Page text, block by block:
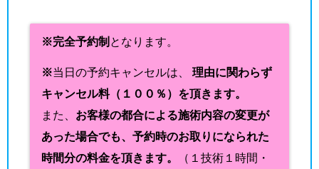
※完全予約制 となります。
※当日の予約キャンセルは、 理由に関わらず
キャンセル料（１００％）を頂きます。
また、 お客様の都合による施術内容の変更が
あった場合でも、予約時のお取りになられた
時間分の料金を頂きます。
（１技術１時間・